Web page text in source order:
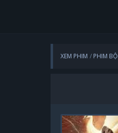
XEM PHIM PHIM BỘ